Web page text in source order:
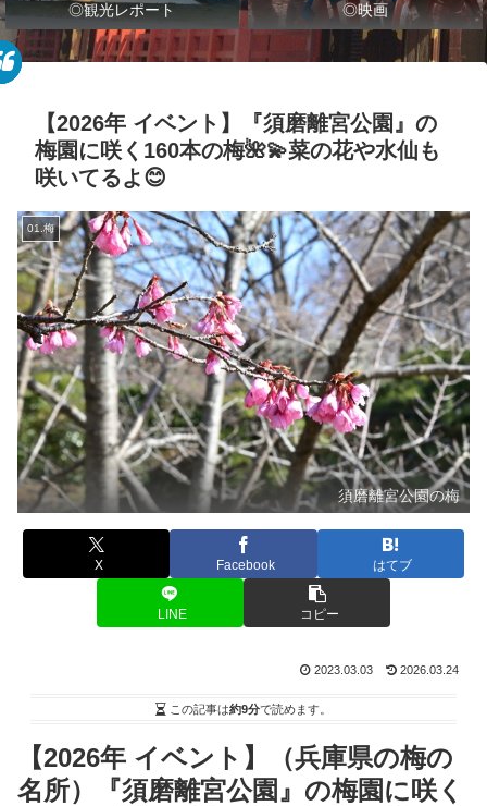
◎観光レポート ◎映画
【2026年 イベント】『須磨離宮公園』の
梅園に咲く160本の梅🌺💫菜の花や水仙も
咲いてるよ😊
01.梅
須磨離宮公園の梅
X Facebook はてブ
LINE コピー
2023.03.03 2026.03.24
この記事は約9分で読めます。
【2026年 イベント】（兵庫県の梅の
名所）『須磨離宮公園』の梅園に咲く